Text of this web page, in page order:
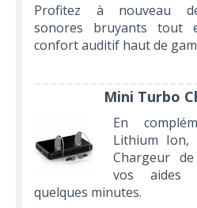
Profitez à nouveau
sonores bruyants tout
confort auditif haut de
Mini Turbo
En
Lithium Ion,
Chargeur
vos aides
quelques minutes.